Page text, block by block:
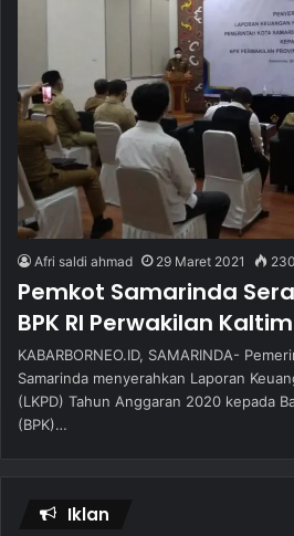
Afri saldi ahmad 29 Maret 2021 230
Pemkot Samarinda
BPK RI Perwakilan Kaltim
KABARBORNEO.ID, SAMARINDA-
Samarinda menyerahkan Laporan
(LKPD) Tahun Anggaran 2020 kepada
(BPK)…
Iklan